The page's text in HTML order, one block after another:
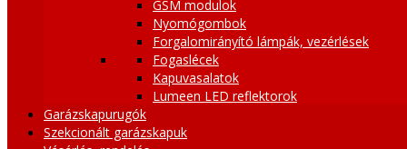
GSM modulok
Nyomógombok
Forgalomirányító lámpák, vezérlések
Fogaslécek
Kapuvasalatok
Lumeen LED reflektorok
Garázskapurugók
Szekcionált garázskapuk